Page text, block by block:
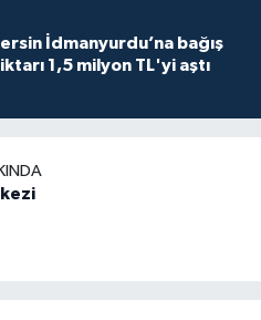
İdmanyurdu’na bağış
1,5 milyon TL'yi aştı